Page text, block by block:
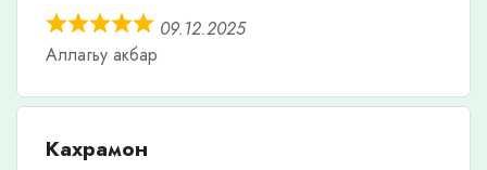
09.12.2025
Аллагьу акбар
Кахрамон